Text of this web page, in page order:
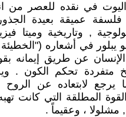
في نقده للعصر من
عميقة بعيدة
, وتاريخية وميتا
في أشعاره ("الخطيئة
عن طريق إيمانه
متفردة تحكم الكون .
يرجع لابتعاده عن الروح
المطلقة التي كانت تهبه
مشلولا ، وعقيماً .